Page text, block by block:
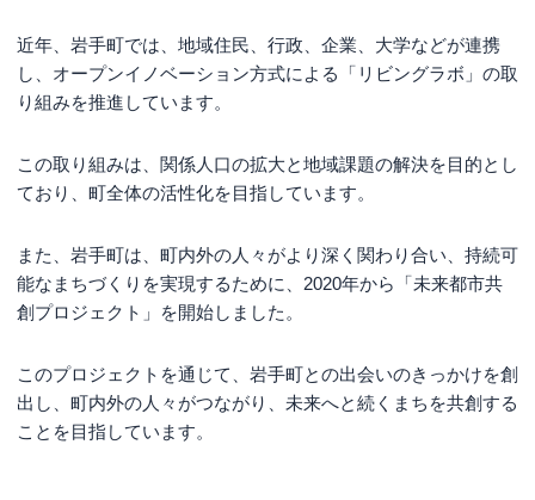
近年、岩手町では、地域住民、行政、企業、大学などが連携
し、オープンイノベーション方式による「リビングラボ」の取
り組みを推進しています。
この取り組みは、関係人口の拡大と地域課題の解決を目的とし
ており、町全体の活性化を目指しています。
また、岩手町は、町内外の人々がより深く関わり合い、持続可
能なまちづくりを実現するために、2020年から「未来都市共
創プロジェクト」を開始しました。
このプロジェクトを通じて、岩手町との出会いのきっかけを創
出し、町内外の人々がつながり、未来へと続くまちを共創する
ことを目指しています。